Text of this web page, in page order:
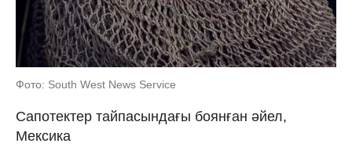
Фото: South West News Service
Сапотектер тайпасындағы боянған әйел,
Мексика